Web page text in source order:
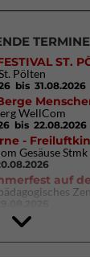
TERMINE
ST.
Pölten
bis 31.08.2026
WellCom
bis 22.08.2026
-
Gesäuse Stmk
auf
KIDS 2026
München